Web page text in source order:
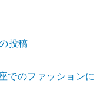
投稿
でのファッションに